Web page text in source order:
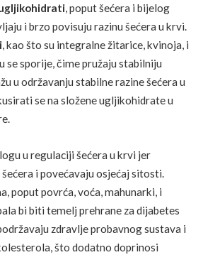
, poput šećera i bijelog
i brzo povisuju razinu šećera u krvi.
, kao što su integralne žitarice,kvinoja, i
se sporije, čime pružaju stabilniju
u održavanju stabilne razine šećera u
se na složene ugljikohidrate u
u regulaciji šećera u krvi jer
i povećavaju osjećaj sitosti.
poput povrća, voća, mahunarki, i
bi biti temelj prehrane za dijabetes
zdravlje probavnog sustava i
što dodatno doprinosi